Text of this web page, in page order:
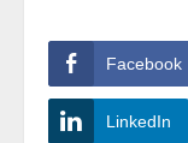
Facebook
LinkedIn